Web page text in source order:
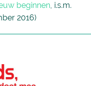
beginnen, i.s.m.
2016)